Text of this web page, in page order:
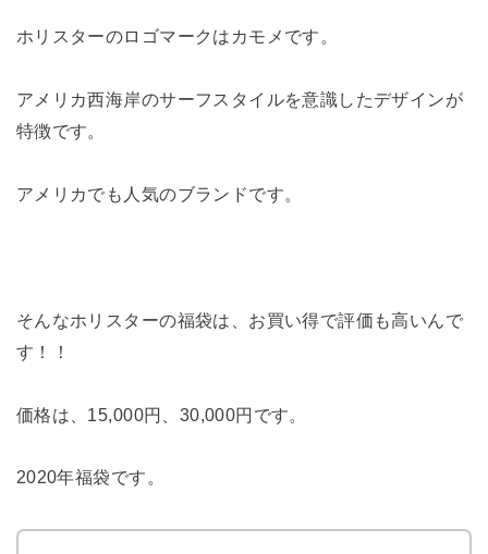
ホリスターのロゴマークはカモメです。
アメリカ西海岸のサーフスタイルを意識したデザインが
特徴です。
アメリカでも人気のブランドです。
そんなホリスターの福袋は、お買い得で評価も高いんで
す！！
価格は、15,000円、30,000円です。
2020年福袋です。